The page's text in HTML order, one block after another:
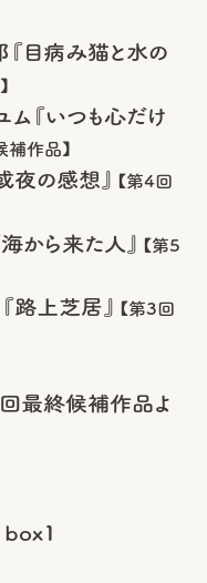
目病み猫と水の
『いつも心だけ
補作品】
の感想』
【第4回
ら来た人』
【第5
上芝居』 【第3回
最終候補作品よ